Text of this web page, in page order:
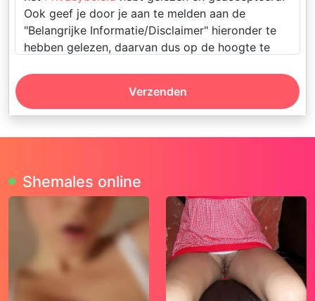
Ook geef je door je aan te melden aan de
"Belangrijke Informatie/Disclaimer" hieronder te
hebben gelezen, daarvan dus op de hoogte te
Deze website is uitsluitend bestemd voor
je nog geen 18 jaar, verlaat deze website dan
onmiddellijk.
Wees erop bedacht dat deze website
expliciet seksuele en erotische content, zoals
foto’s en tekstberichten bevat. Deze zijn niet
bestemd voor jouw eventueel minderjarige
Verzenden
Shemales online